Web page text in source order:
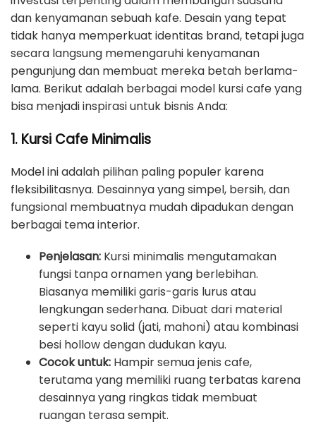
dan kenyamanan sebuah kafe. Desain yang tepat
tidak hanya memperkuat identitas brand, tetapi juga
secara langsung memengaruhi kenyamanan
pengunjung dan membuat mereka betah berlama-
lama. Berikut adalah berbagai model kursi cafe yang
bisa menjadi inspirasi untuk bisnis Anda:
1. Kursi Cafe Minimalis
Model ini adalah pilihan paling populer karena
fleksibilitasnya. Desainnya yang simpel, bersih, dan
fungsional membuatnya mudah dipadukan dengan
berbagai tema interior.
Penjelasan: Kursi minimalis mengutamakan
fungsi tanpa ornamen yang berlebihan.
Biasanya memiliki garis-garis lurus atau
lengkungan sederhana. Dibuat dari material
seperti kayu solid (jati, mahoni) atau kombinasi
besi hollow dengan dudukan kayu.
Cocok untuk: Hampir semua jenis cafe,
terutama yang memiliki ruang terbatas karena
desainnya yang ringkas tidak membuat
ruangan terasa sempit.